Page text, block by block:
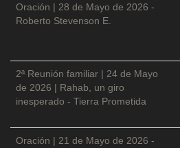
Oración | 28 de Mayo de 2026 -
Roberto Stevenson E.
2ª Reunión familiar | 24 de Mayo
de 2026 | Rahab, un giro
inesperado - Tierra Prometida
Oración | 21 de Mayo de 2026 -